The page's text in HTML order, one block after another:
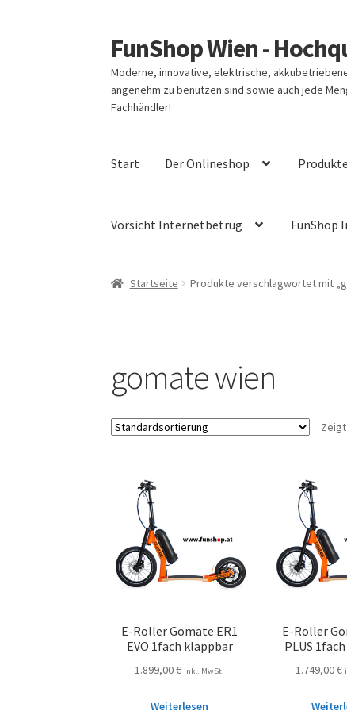
Zur
Navigation
springen
Zum
Inhalt
springen
FunShop Wien -
Moderne, innovative, elektrische,
angenehm zu benutzen sind sowie auch jede
Fachhändler!
Start Der Onlineshop Produkte
Vorsicht Internetbetrug FunShop
Startseite Produkte verschlagwortet mit
gomate wien
E-Roller Gomate ER1
EVO 1fach klappbar
1.899,00€ inkl. MwSt.
Weiterlesen
E-Roller
PLUS
1.749,00€